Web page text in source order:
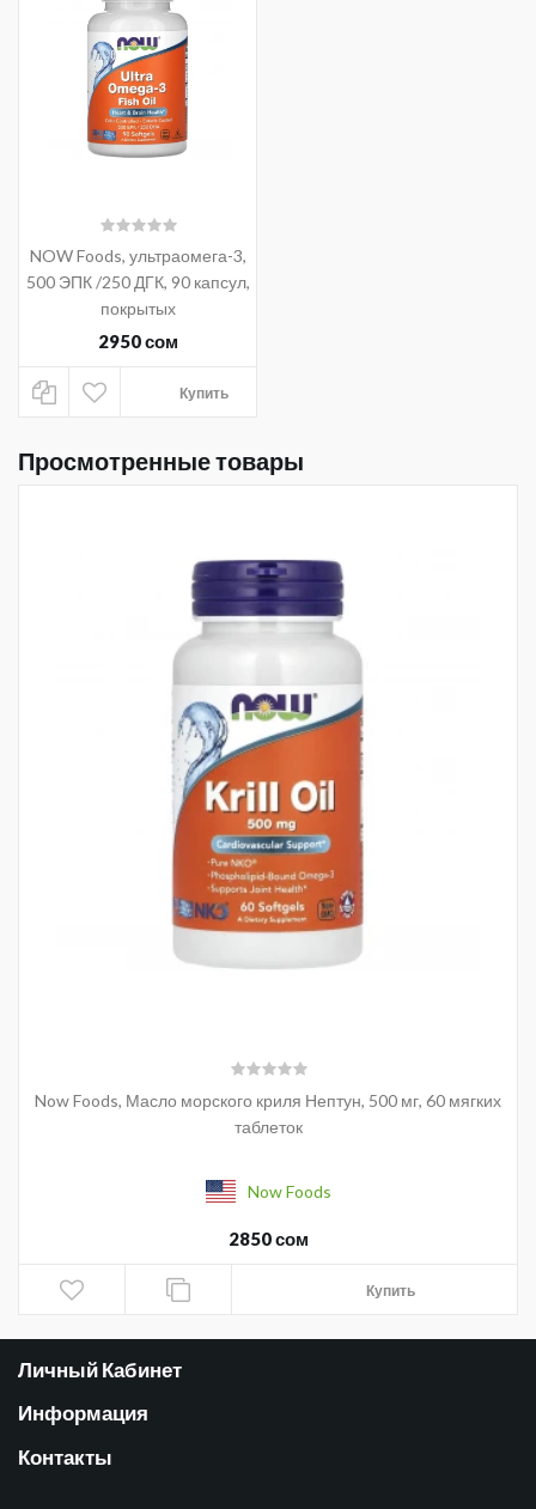
NOW Foods, ультраомега-3,
500 ЭПК /250 ДГК, 90 капсул,
покрытых
кишечнорастворимой
2950 сом
Купить
Просмотренные товары
Now Foods, Масло морского криля Нептун, 500 мг, 60 мягких
таблеток
Now Foods
2850 сом
Купить
Личный Кабинет
Информация
Контакты